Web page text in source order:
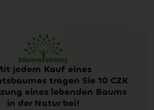
jedem Kauf eines
tragen Sie 10 CZK
eines lebenden Baums
in der Natur bei!